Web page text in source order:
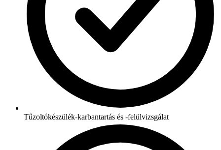
Tűzoltókészülék-karbantartás és -felülvizsgálat